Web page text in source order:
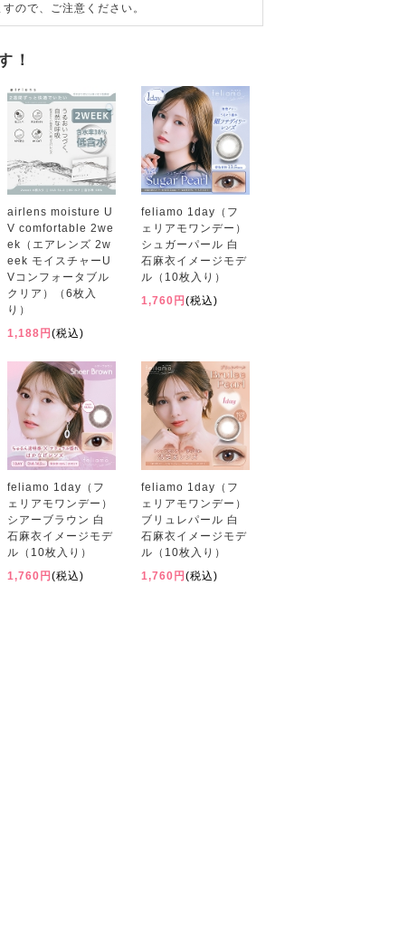
ので、ご注意ください。
！
airlens moisture U
V comfortable 2we
ek（エアレンズ 2w
eek モイスチャーU
Vコンフォータブル
クリア）（6枚入
り）
1,188円 (税込)
feliamo 1day（フ
ェリアモワンデー）
シュガーパール 白
石麻衣イメージモデ
ル（10枚入り）
1,760円 (税込)
feliamo 1day（フ
ェリアモワンデー）
シアーブラウン 白
石麻衣イメージモデ
ル（10枚入り）
1,760円 (税込)
feliamo 1day（フ
ェリアモワンデー）
ブリュレパール 白
石麻衣イメージモデ
ル（10枚入り）
1,760円 (税込)